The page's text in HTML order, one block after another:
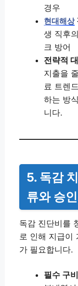
경우
현대해상
생 직후
크 방어
전략적
지출을
료 트렌
하는 방
니다.
5. 독감
류와 승
독감 진단비를
로 인해 지급이
가 필요합니다.
필수 구